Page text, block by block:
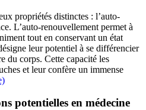
propriétés distinctes : l’auto-
L’auto-renouvellement permet à
tout en conservant un état
leur potentiel à se différencier
du corps. Cette capacité les
et leur confère un immense
potentielles en médecine